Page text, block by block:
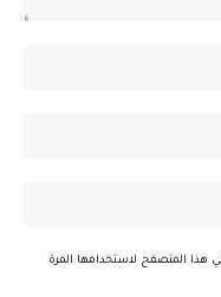
هذا المتصفح لاستخدامها المرة